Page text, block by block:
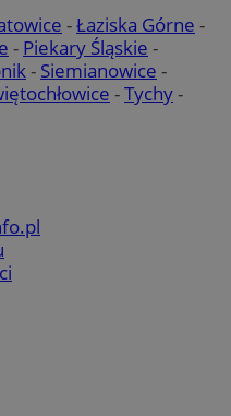
-Łaziska Górne -
- Piekary Śląskie -
- Siemianowice -
-Tychy-